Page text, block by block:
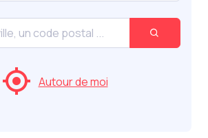
Autour de moi